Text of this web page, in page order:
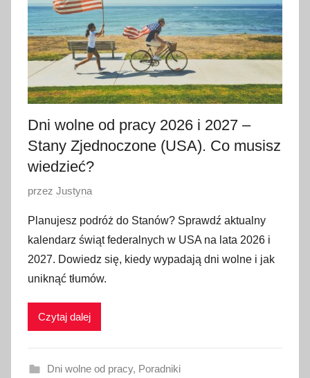
a
2
0
2
Dni wolne od pracy 2026 i 2027 –
Stany Zjednoczone (USA). Co musisz
wiedzieć?
O
u
b
l
i
w
n
przez Justyna
Planujesz podróż do Stanów? Sprawdź aktualny
kalendarz świąt federalnych w USA na lata 2026 i
2027. Dowiedz się, kiedy wypadają dni wolne i jak
uniknąć tłumów.
Czytaj dalej
Dni wolne od pracy, Poradniki